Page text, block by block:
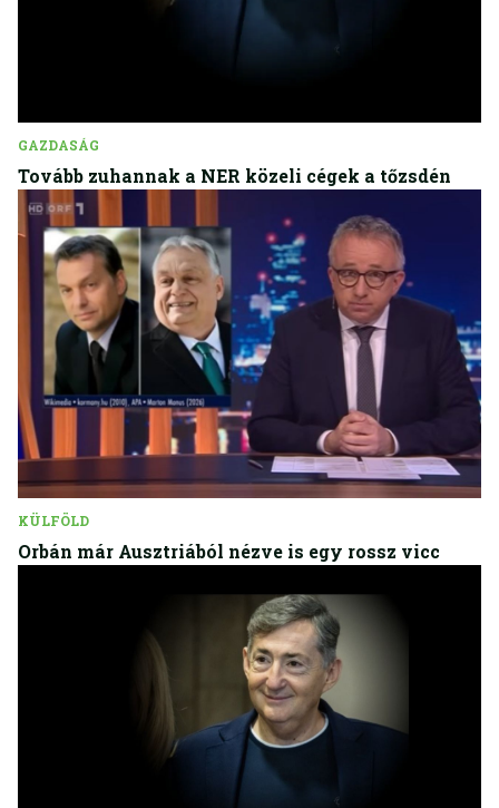
GAZDASÁG
Tovább zuhannak a NER közeli cégek a tőzsdén
KÜLFÖLD
Orbán már Ausztriából nézve is egy rossz vicc